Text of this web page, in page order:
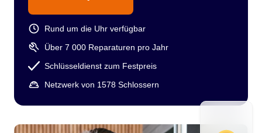
Rund um die Uhr verfügbar
Über 7 000 Reparaturen pro Jahr
Schlüsseldienst zum Festpreis
Netzwerk von 1578 Schlossern